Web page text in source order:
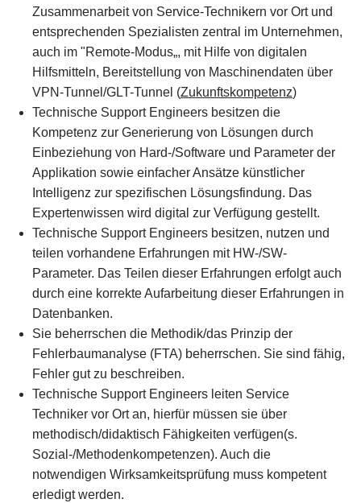
Zusammenarbeit von Service-Technikern vor Ort und
entsprechenden Spezialisten zentral im Unternehmen,
auch im "Remote-Modus„, mit Hilfe von digitalen
Hilfsmitteln, Bereitstellung von Maschinendaten über
VPN-Tunnel/GLT-Tunnel (Zukunftskompetenz)
Technische Support Engineers besitzen die
Kompetenz zur Generierung von Lösungen durch
Einbeziehung von Hard-/Software und Parameter der
Applikation sowie einfacher Ansätze künstlicher
Intelligenz zur spezifischen Lösungsfindung. Das
Expertenwissen wird digital zur Verfügung gestellt.
Technische Support Engineers besitzen, nutzen und
teilen vorhandene Erfahrungen mit HW-/SW-
Parameter. Das Teilen dieser Erfahrungen erfolgt auch
durch eine korrekte Aufarbeitung dieser Erfahrungen in
Datenbanken.
Sie beherrschen die Methodik/das Prinzip der
Fehlerbaumanalyse (FTA) beherrschen. Sie sind fähig,
Fehler gut zu beschreiben.
Technische Support Engineers leiten Service
Techniker vor Ort an, hierfür müssen sie über
methodisch/didaktisch Fähigkeiten verfügen(s.
Sozial-/Methodenkompetenzen). Auch die
notwendigen Wirksamkeitsprüfung muss kompetent
erledigt werden.